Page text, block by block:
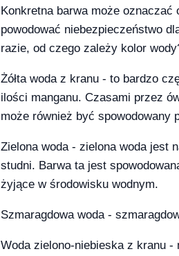
Konkretna barwa może
powodować niebezpieczeństwo
razie, od czego zależy kolor
Żółta woda z kranu - to bardzo
ilości manganu. Czasami przez
może również być spowodowany
Zielona woda - zielona woda jest
studni. Barwa ta jest
żyjące w środowisku wodnym.
Szmaragdowa woda -
Woda zielono-niebieska z kranu